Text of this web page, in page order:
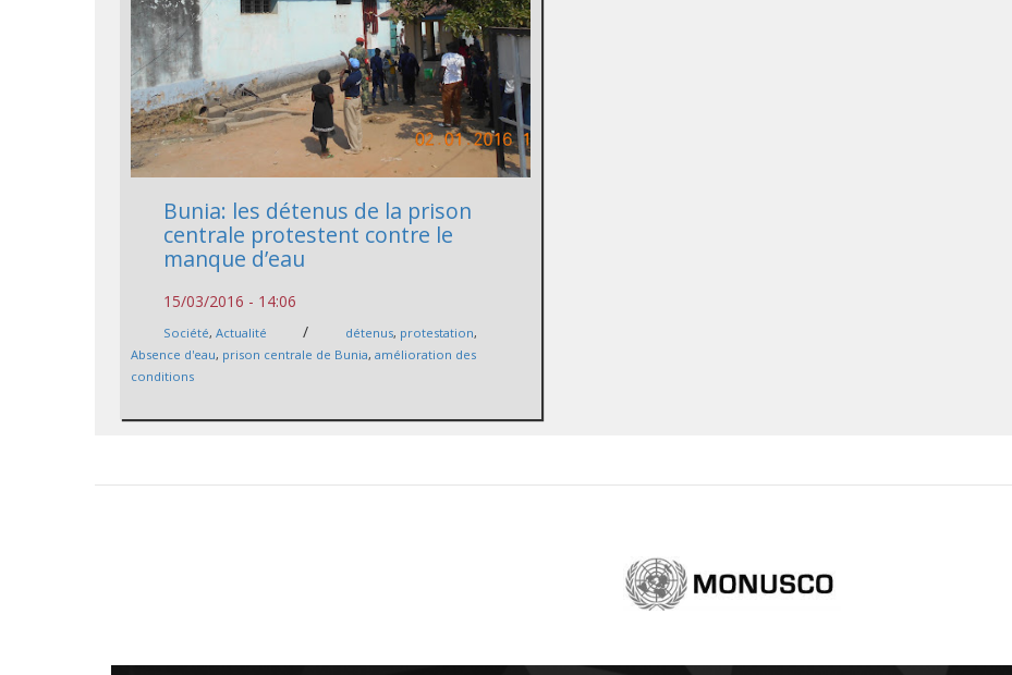
Bunia: les détenus de la prison
centrale protestent contre le
manque d’eau
15/03/2016 - 14:06
Société,Actualité / détenus, protestation,
Absence d'eau, prison centrale de Bunia,amélioration des
conditions